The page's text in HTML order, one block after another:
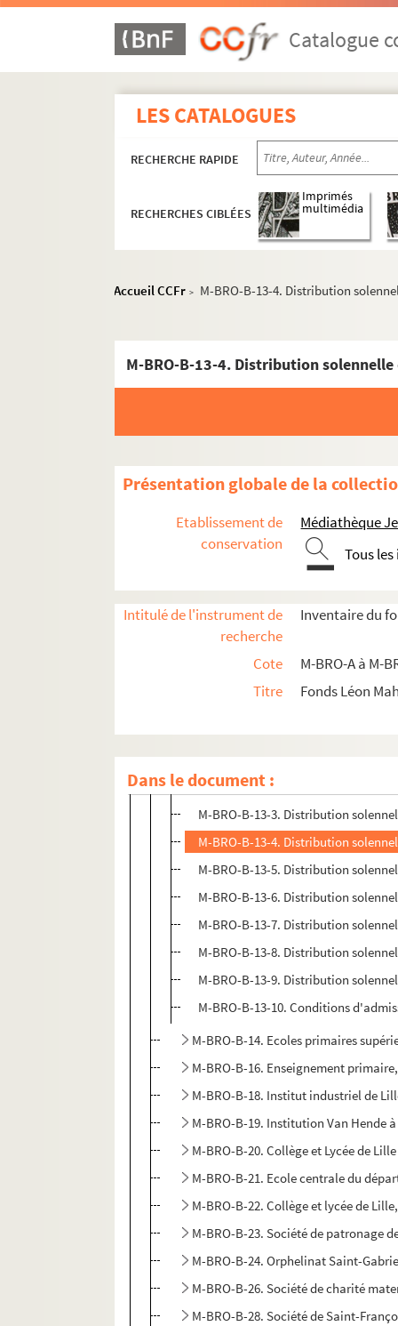
Catalogue
LES CATALOGUES
RECHERCHE RAPIDE
RECHERCHES CIBLÉES
Imprimés
multimédia
Accueil CCFr > M-BRO-B-13-4. Distribution
M-BRO-B-13-4. Distribution
Présentation globale de la
Etablissement de
conservation
Médiathèque
Tous
Intitulé de l'instrument de
recherche
Inventaire du
Cote
M-BRO-A à M-
Titre
Fonds Léon
Dans le document :
M-BRO. Brochures du fonds Mahieu
M-BRO-A. Sociétés diverses
M-BRO-B-3. Académie lilloise pour
M-BRO-B-5. Académie de Douai
M-BRO-B-6. Ecole libre Saint-Joseph
M-BRO-B-8. Commission des
M-BRO-B-9. Concours agricoles et
M-BRO-B-10. Conservatoire de
M-BRO-B-11. Crèches et asiles
M-BRO-B-12. Anciens élèves de
M-BRO-B-13-1. Distribution
M-BRO-B-13-2. Distribution
M-BRO-B-13-3. Distribution
M-BRO-B-13-4. Distribution
M-BRO-B-13-5. Distribution
M-BRO-B-13-6. Distribution
M-BRO-B-13-7. Distribution
M-BRO-B-13-8. Distribution
M-BRO-B-13-9. Distribution
M-BRO-B-13-10. Conditions
M-BRO-B-14. Ecoles primaires
M-BRO-B-16. Enseignement
M-BRO-B-18. Institut industriel de
M-BRO-B-19. Institution Van Hende
M-BRO-B-20. Collège et Lycée de Lille
M-BRO-B-21. Ecole centrale du
M-BRO-B-22. Collège et lycée de
M-BRO-B-23. Société de patronage
M-BRO-B-24. Orphelinat Saint-
M-BRO-B-26. Société de charité
M-BRO-B-28. Société de Saint-